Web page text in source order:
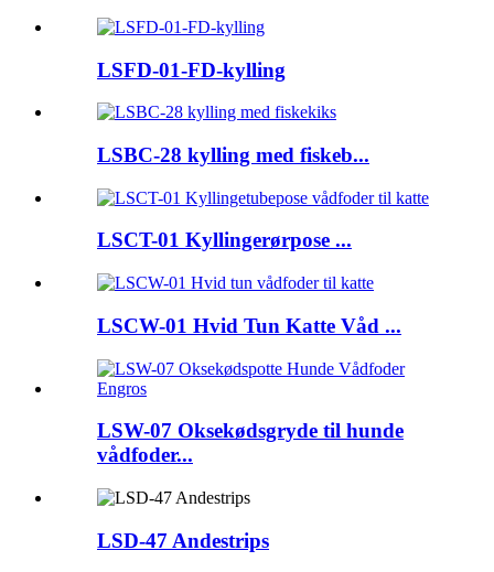
LSFD-01-FD-kylling
LSBC-28 kylling med fiskeb...
LSCT-01 Kyllingerørpose ...
LSCW-01 Hvid Tun Katte Våd ...
LSW-07 Oksekødsgryde til hunde
vådfoder...
LSD-47 Andestrips